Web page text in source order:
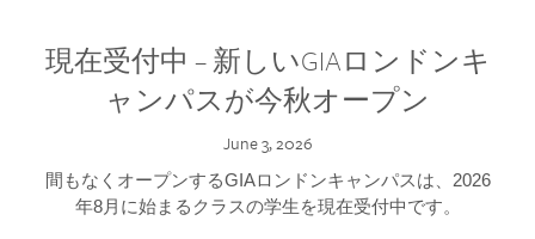
現在受付中 – 新しいGIAロンドンキ
ャンパスが今秋オープン
June 3, 2026
間もなくオープンするGIAロンドンキャンパスは、2026
年8月に始まるクラスの学生を現在受付中です。